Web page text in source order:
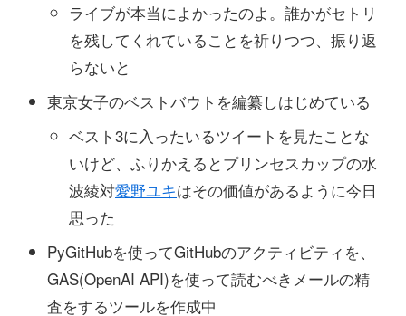
ライブが本当によかったのよ。誰かがセトリ
を残してくれていることを祈りつつ、振り返
らないと
東京女子のベストバウトを編纂しはじめている
ベスト3に入ったいるツイートを見たことな
いけど、ふりかえるとプリンセスカップの水
波綾対愛野ユキはその価値があるように今日
思った
PyGitHubを使ってGitHubのアクティビティを、
GAS(OpenAI API)を使って読むべきメールの精
査をするツールを作成中